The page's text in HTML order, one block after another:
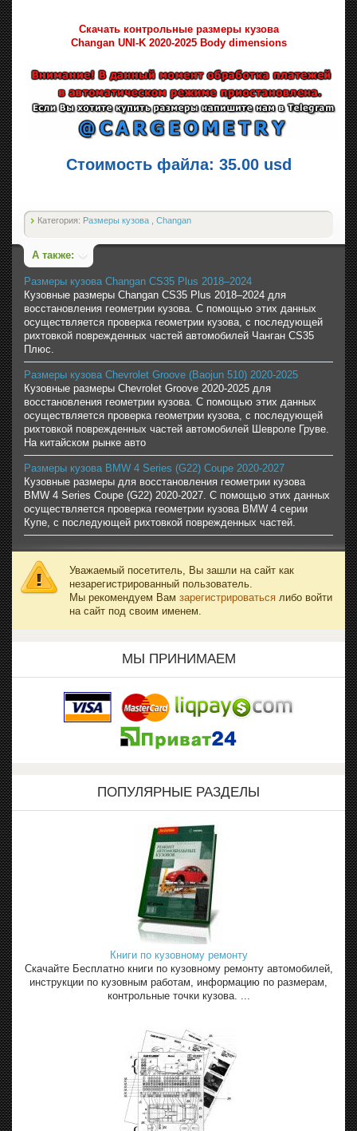
Скачать контрольные размеры кузова
Changan UNI-K 2020-2025 Body dimensions
Стоимость файла: 35.00 usd
Категория: Размеры кузова Changan
А также:
Размеры кузова Changan CS35 Plus 2018–2024
Кузовные размеры Changan CS35 Plus 2018–2024 для
восстановления геометрии кузова. С помощью этих данных
осуществляется проверка геометрии кузова, с последующей
рихтовкой поврежденных частей автомобилей Чанган CS35
Плюс.
Размеры кузова Chevrolet Groove (Baojun 510) 2020-2025
Кузовные размеры Chevrolet Groove 2020-2025 для
восстановления геометрии кузова. С помощью этих данных
осуществляется проверка геометрии кузова, с последующей
рихтовкой поврежденных частей автомобилей Шевроле Груве.
На китайском рынке авто
Размеры кузова BMW 4 Series (G22) Coupe 2020-2027
Кузовные размеры для восстановления геометрии кузова
BMW 4 Series Coupe (G22) 2020-2027. С помощью этих данных
осуществляется проверка геометрии кузова BMW 4 серии
Купе, с последующей рихтовкой поврежденных частей.
Уважаемый посетитель, Вы зашли на сайт как
незарегистрированный пользователь.
Мы рекомендуем Вам зарегистрироваться либо войти
на сайт под своим именем.
МЫ ПРИНИМАЕМ
ПОПУЛЯРНЫЕ РАЗДЕЛЫ
Книги по кузовному ремонту
Скачайте Бесплатно книги по кузовному ремонту автомобилей,
инструкции по кузовным работам, информацию по размерам,
контрольные точки кузова. ...